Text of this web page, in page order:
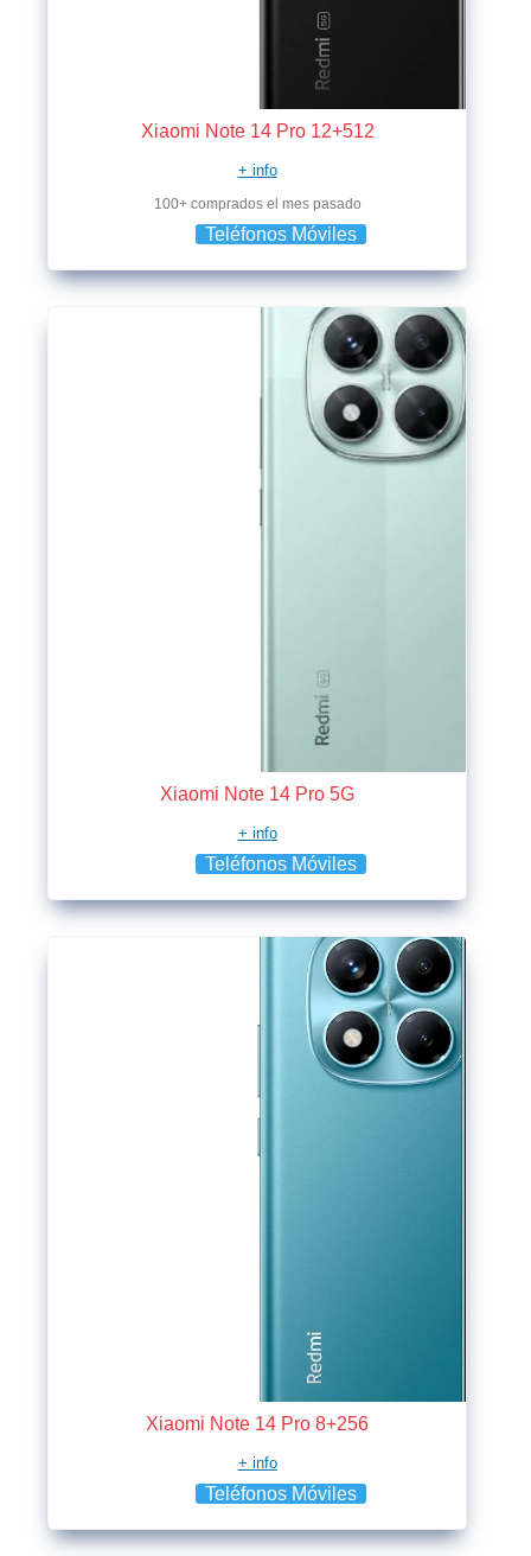
Xiaomi Note 14 Pro 12+512
+ info
100+ comprados el mes pasado
Teléfonos Móviles
Xiaomi Note 14 Pro 5G
+ info
Teléfonos Móviles
Xiaomi Note 14 Pro 8+256
+ info
Teléfonos Móviles